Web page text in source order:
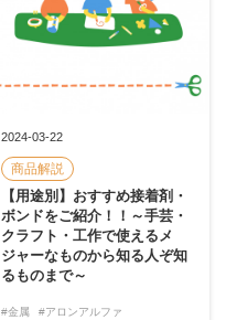
2024-03-22
商品解説
【用途別】おすすめ接着剤・
ボンドをご紹介！！～手芸・
クラフト・工作で使えるメ
ジャーなものから知る人ぞ知
るものまで～
#金属
#アロンアルファ